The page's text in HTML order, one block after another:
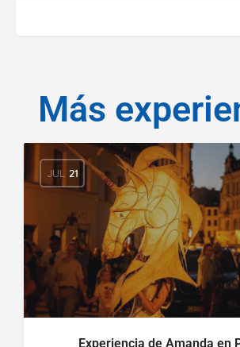
Más
JUL 21
Experiencia de Amanda en